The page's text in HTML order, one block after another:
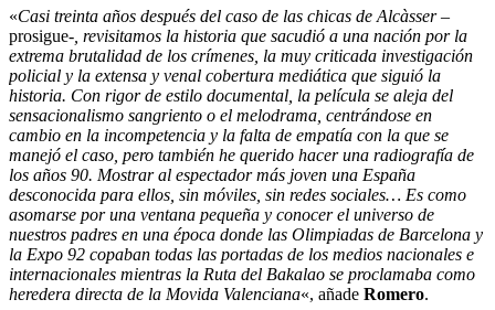
«Casi treinta años después del caso de las chicas de Alcàsser–
prosigue- , revisitamos la historia que sacudió a una nación por la
extrema brutalidad de los crímenes, la muy criticada investigación
policial y la extensa y venal cobertura mediática que siguió la
historia. Con rigor de estilo documental, la película se aleja del
sensacionalismo sangriento o el melodrama, centrándose en
cambio en la incompetencia y la falta de empatía con la que se
manejó el caso, pero también he querido hacer una radiografía de
los años 90. Mostrar al espectador más joven una España
desconocida para ellos, sin móviles, sin redes sociales… Es como
asomarse por una ventana pequeña y conocer el universo de
nuestros padres en una época donde las Olimpiadas de Barcelona y
la Expo 92 copaban todas las portadas de los medios nacionales e
internacionales mientras la Ruta del Bakalao se proclamaba como
heredera directa de la Movida Valenciana«, añade Romero.